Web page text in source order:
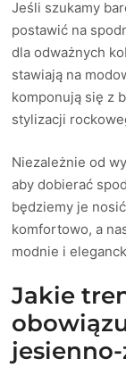
Jeśli szukamy
postawić na
dla odważnych
stawiają na
komponują się z
stylizacji
Niezależnie od
aby dobierać
będziemy je
komfortowo, a
modnie i
Jakie